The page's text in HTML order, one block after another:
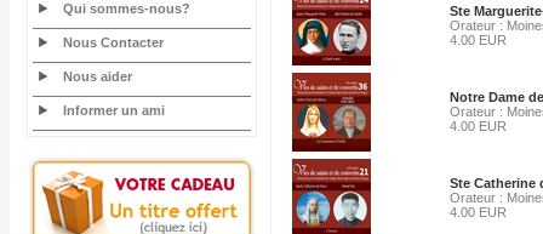
Qui sommes-nous?
Nous Contacter
Nous aider
Informer un ami
Ste
Orateur :
4.00 EUR
Notre Dame
Orateur :
4.00 EUR
Ste Catherine
Orateur :
4.00 EUR